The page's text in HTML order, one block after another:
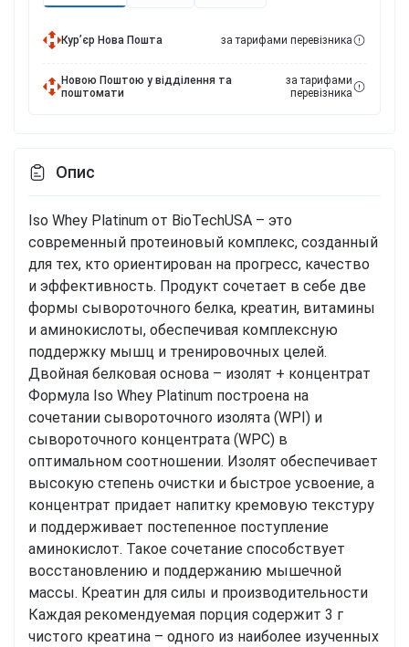
Курʼєр Нова Пошта за тарифами перевізника
Новою Поштою у відділення та
поштомати
за тарифами
перевізника
Опис
Iso Whey Platinum от BioTechUSA – это
современный протеиновый комплекс, созданный
для тех, кто ориентирован на прогресс, качество
и эффективность. Продукт сочетает в себе две
формы сывороточного белка, креатин, витамины
и аминокислоты, обеспечивая комплексную
поддержку мышц и тренировочных целей.
Двойная белковая основа – изолят + концентрат
Формула Iso Whey Platinum построена на
сочетании сывороточного изолята (WPI) и
сывороточного концентрата (WPC) в
оптимальном соотношении. Изолят обеспечивает
высокую степень очистки и быстрое усвоение, а
концентрат придает напитку кремовую текстуру
и поддерживает постепенное поступление
аминокислот. Такое сочетание способствует
восстановлению и поддержанию мышечной
массы. Креатин для силы и производительности
Каждая рекомендуемая порция содержит 3 г
чистого креатина – одного из наиболее изученных